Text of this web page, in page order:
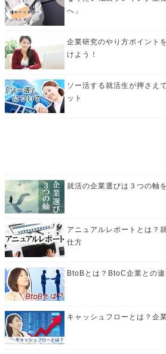
へ」
企業研究のやり方ポイント
けよう！
ソー活する就活生が押さえ
ット
就活の企業選びは３つの軸
アニュアルレポートとは？
仕方
BtoBとは？BtoC企業との違
キャッシュフローとは？企